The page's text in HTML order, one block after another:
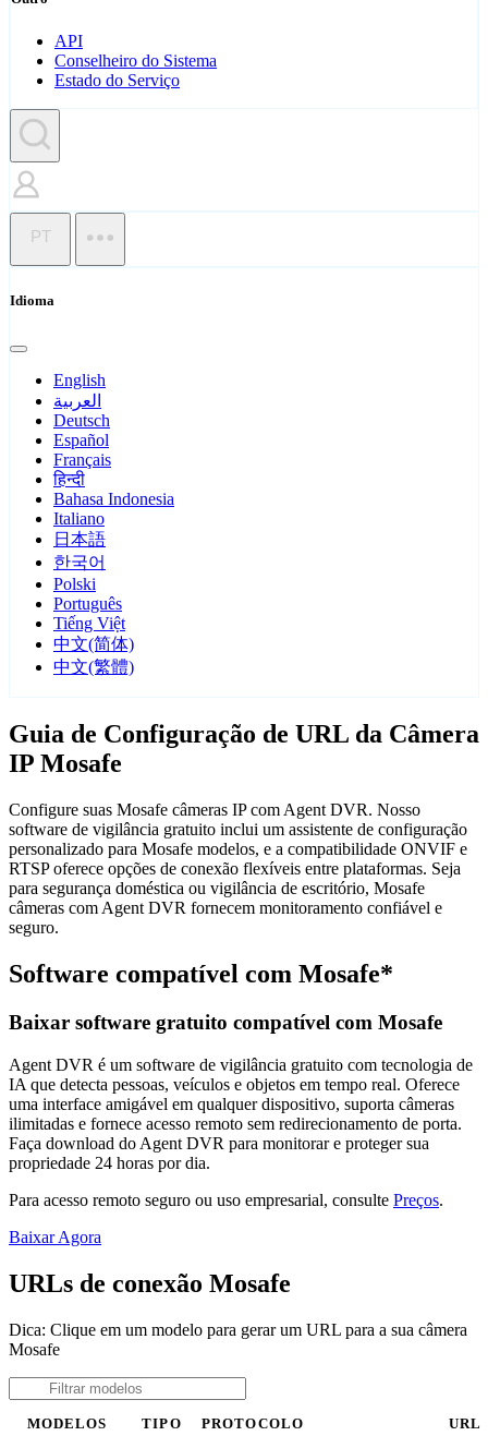
API
Conselheiro do Sistema
Estado do Serviço
PT
Idioma
English
العربية
Deutsch
Español
Français
हिन्दी
Bahasa Indonesia
Italiano
日本語
한국어
Polski
Português
Tiếng Việt
中文(简体)
中文(繁體)
Guia de Configuração de URL da Câmera
IP Mosafe
Configure suas Mosafe câmeras IP com Agent DVR. Nosso
software de vigilância gratuito inclui um assistente de configuração
personalizado para Mosafe modelos, e a compatibilidade ONVIF e
RTSP oferece opções de conexão flexíveis entre plataformas. Seja
para segurança doméstica ou vigilância de escritório, Mosafe
câmeras com Agent DVR fornecem monitoramento confiável e
seguro.
Software compatível com Mosafe*
Baixar software gratuito compatível com Mosafe
Agent DVR é um software de vigilância gratuito com tecnologia de
IA que detecta pessoas, veículos e objetos em tempo real. Oferece
uma interface amigável em qualquer dispositivo, suporta câmeras
ilimitadas e fornece acesso remoto sem redirecionamento de porta.
Faça download do Agent DVR para monitorar e proteger sua
propriedade 24 horas por dia.
Para acesso remoto seguro ou uso empresarial, consulte Preços.
Baixar Agora
URLs de conexão Mosafe
Dica: Clique em um modelo para gerar um URL para a sua câmera
Mosafe
MODELOS TIPO PROTOCOLO URL